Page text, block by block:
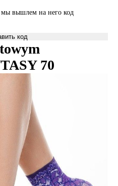
вышлем на него код
код
70